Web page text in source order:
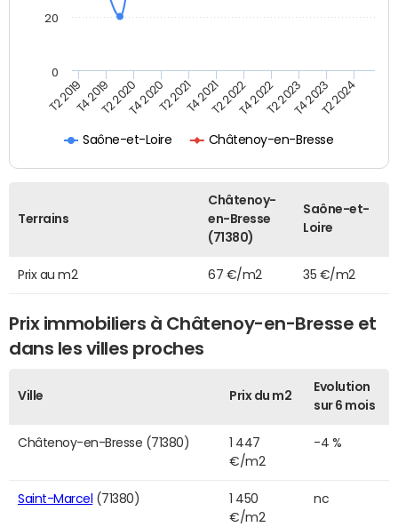
Saône-et-Loire Châtenoy-en-Bresse
T2 2019T4 2019T2 2020T4 2020T2 2021T4 2021T2 2022T4 2022T2 2023T4 2023T2 2024
0
20
Terrains
Châtenoy-
en-Bresse
(71380)
Saône-et-
Loire
Prix au m2 67 €/m2 35 €/m2
Prix immobiliers à Châtenoy-en-Bresse et
dans les villes proches
Ville Prix du m2
Evolution
sur 6 mois
Châtenoy-en-Bresse (71380)
1 447
€/m2
-4 %
Saint-Marcel (71380)
1 450
€/m2
nc